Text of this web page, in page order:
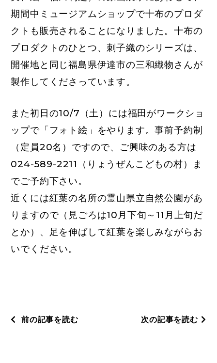
期間中ミュージアムショップで十布のプロダ
クトも販売されることになりました。十布の
プロダクトのひとつ、刺子織のシリーズは、
開催地と同じ福島県伊達市の三和織物さんが
製作してくださっています。
また初日の10/7（土）には福田がワークショ
ップで「フォト絵」をやります。事前予約制
（定員20名）ですので、ご興味のある方は
024-589-2211（りょうぜんこどもの村）ま
でご予約下さい。
近くには紅葉の名所の霊山県立自然公園があ
りますので（見ごろは10月下旬～11月上旬だ
とか）、足を伸ばして紅葉を楽しみながらお
いでください。
前の記事を読む 次の記事を読む